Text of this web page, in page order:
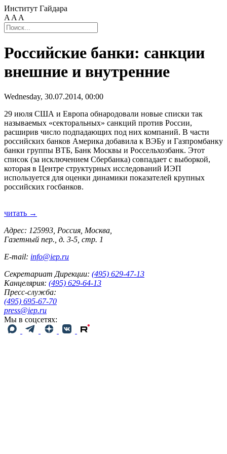
Институт Гайдара
A A A
Российские банки: санкции
внешние и внутренние
Wednesday, 30.07.2014, 00:00
29 июля США и Европа обнародовали новые списки так
называемых «секторальных» санкций против России,
расширив число подпадающих под них компаний. В части
российских банков Америка добавила к ВЭБу и Газпромбанку
банки группы ВТБ, Банк Москвы и Россельхозбанк. Этот
список (за исключением Сбербанка) совпадает с выборкой,
которая в Центре структурных исследований ИЭП
используется для оценки динамики показателей крупных
российских госбанков.
читать →
Адрес: 125993, Россия, Москва,
Газетный пер., д. 3-5, стр. 1
E-mail: info@iep.ru
Секретариат Дирекции: (495) 629-47-13
Канцелярия: (495) 629-64-13
Пресс-служба:
(495) 695-67-70
press@iep.ru
Мы в соцсетях: